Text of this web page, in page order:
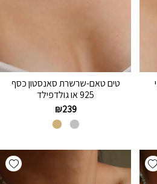
טים טאם-שרשרת סאנסטון כסף
925 או גולדפילד
₪239
Add wishlist